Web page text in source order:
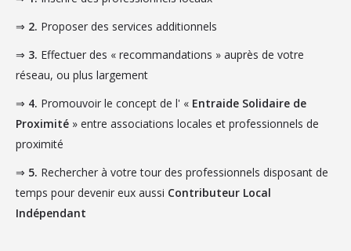
⇒ 2. Proposer des services additionnels
⇒ 3. Effectuer des « recommandations » auprès de votre
réseau, ou plus largement
⇒ 4. Promouvoir le concept de l' « Entraide Solidaire de
Proximité » entre associations locales et professionnels de
proximité
⇒ 5. Rechercher à votre tour des professionnels disposant de
temps pour devenir eux aussi Contributeur Local
Indépendant